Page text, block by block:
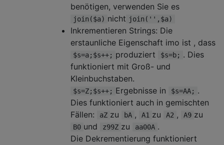
benötigen, verwenden Sie es
join($a) nicht join('',$a)
Inkrementieren Strings: Die
erstaunliche Eigenschaft imo ist , dass
$s=a;$s++; produziert $s=b; . Dies
funktioniert mit Groß- und
Kleinbuchstaben.
$s=Z;$s++; Ergebnisse in $s=AA; .
Dies funktioniert auch in gemischten
Fällen:
aZ zu bA , A1 zu A2 , A9 zu
B0 und z99Z zu aa00A .
Die Dekrementierung funktioniert